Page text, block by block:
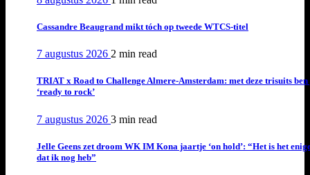
Cassandre Beaugrand mikt tóch op tweede WTCS-titel
7 augustus 2026 2 min read
TRIAT x Road to Challenge Almere-Amsterdam: met deze trisuits ben
‘ready to rock’
7 augustus 2026 3 min read
Jelle Geens zet droom WK IM Kona jaartje ‘on hold’: “Het is het
dat ik nog heb”